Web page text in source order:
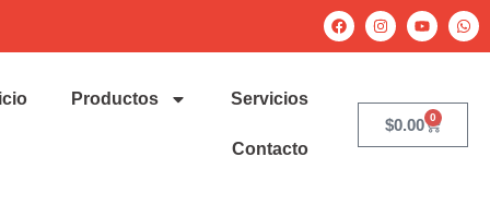
Productos Servicios
Contacto
$0.00 0